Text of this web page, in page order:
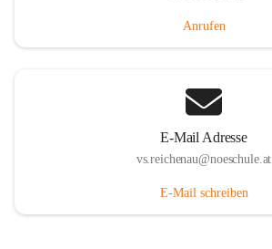
Anrufen
E-Mail Adresse
vs.reichenau@noeschule.at
E-Mail schreiben